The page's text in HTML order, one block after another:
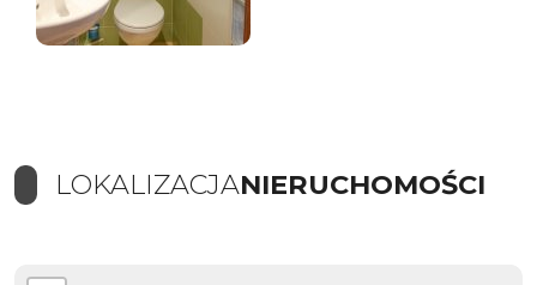
LOKALIZACJANIERUCHOMOŚCI